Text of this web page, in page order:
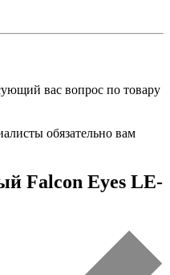
вас вопрос по товару
обязательно вам
Falcon Eyes LE-